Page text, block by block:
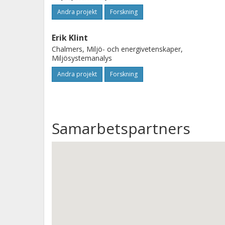
Andra projekt Forskning
Erik Klint
Chalmers, Miljö- och energivetenskaper,
Miljösystemanalys
Andra projekt Forskning
Samarbetspartners